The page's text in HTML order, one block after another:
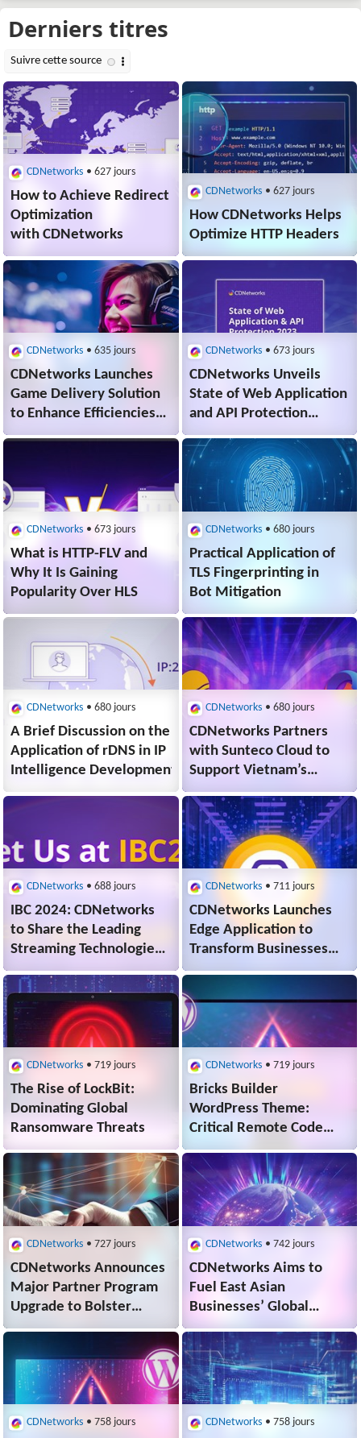
CDNetworks • 627 jours
How to Achieve Redirect
Optimization
with CDNetworks
CDNetworks • 627 jours
How CDNetworks Helps
Optimize HTTP Headers
CDNetworks • 635 jours
CDNetworks Launches
Game Delivery Solution
to Enhance Efficiencies
with Game Distribution
CDNetworks • 673 jours
CDNetworks Unveils
State of Web Application
and API Protection
2023 Report
CDNetworks • 673 jours
What is HTTP-FLV and
Why It Is Gaining
Popularity Over HLS
CDNetworks • 680 jours
Practical Application of
TLS Fingerprinting in
Bot Mitigation
CDNetworks • 680 jours
A Brief Discussion on the
Application of rDNS in IP
Intelligence Development
CDNetworks • 680 jours
CDNetworks Partners
with Sunteco Cloud to
Support Vietnam’s
Digital Transformation
for Enterprises
CDNetworks • 688 jours
IBC 2024: CDNetworks
to Share the Leading
Streaming Technologies
for Enhancing Enterprise
Live Broadcasts
CDNetworks • 711 jours
CDNetworks Launches
Edge Application to
Transform Businesses
with Greater Agility
CDNetworks • 719 jours
The Rise of LockBit:
Dominating Global
Ransomware Threats
CDNetworks • 719 jours
Bricks Builder
WordPress Theme:
Critical Remote Code
Execution
Vulnerability (CVE-2024-
25600)
CDNetworks • 727 jours
CDNetworks Announces
Major Partner Program
Upgrade to Bolster
Channel Ecosystem and
Achieve Mutual Success
with Partners
CDNetworks • 742 jours
CDNetworks Aims to
Fuel East Asian
Businesses’ Global
Expansion with Strategic
Emerging
Market Presences
CDNetworks • 758 jours CDNetworks • 758 jours